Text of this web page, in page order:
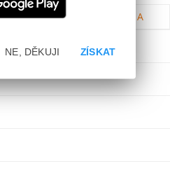
Podle názvu od Z do A
ZÍSKAT
NE, DĚKUJI